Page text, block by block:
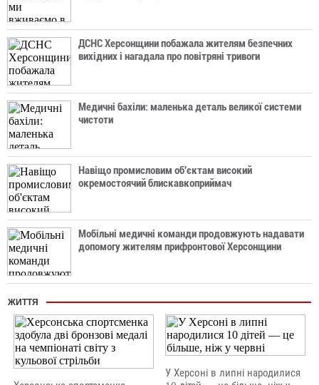
ДСНС Херсонщини побажала жителям безпечних
вихідних і нагадала про повітряні тривоги
Медичні бахіли: маленька деталь великої системи
чистоти
Навіщо промисловим об'єктам високий
окремостоячий блискавкоприймач
Мобільні медичні команди продовжують надавати
допомогу жителям прифронтової Херсонщини
ЖИТТЯ
У Херсоні в липні народилися